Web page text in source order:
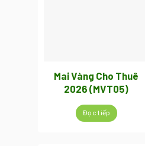
Mai Vàng Cho Thuê
2026 (MVT05)
Đọc tiếp